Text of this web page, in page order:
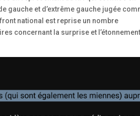
gauche et d’extrême gauche jugée
national est reprise un nombre
concernant la surprise et l’étonnement